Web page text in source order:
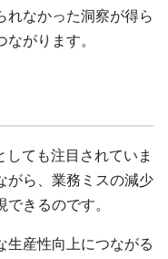
れなかった洞察が得ら
がります。
ても注目されていま
がら、業務ミスの減少
きるのです。
生産性向上につながる